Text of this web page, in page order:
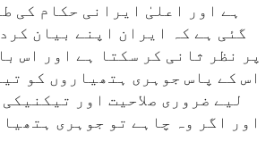
ہے اور اعلیٰ ایرانی حکام کی
گئی ہے کہ ایران اپنے بیان
پر نظر ثانی کر سکتا ہے اور اس
اس کے پاس جوہری ہتھیاروں کو
لیے ضروری صلاحیت اور تیکنیکی
اور اگر وہ چاہے تو جوہری